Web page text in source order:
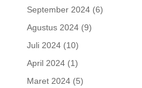
September 2024(6)
Agustus 2024(9)
Juli 2024(10)
April 2024(1)
Maret 2024(5)